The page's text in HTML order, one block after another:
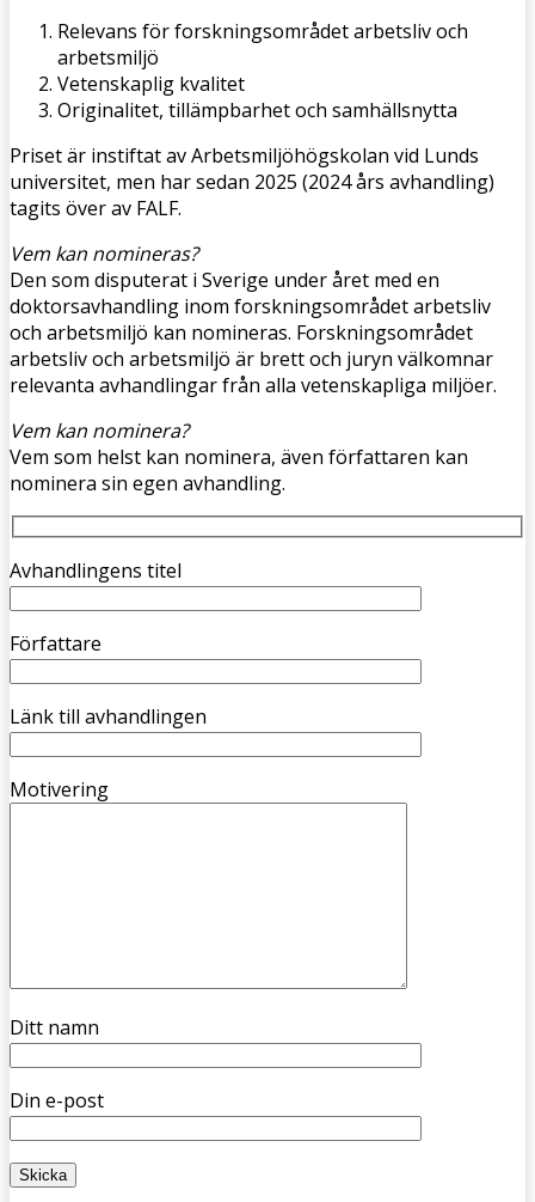
Relevans för forskningsområdet arbetsliv och
arbetsmiljö
Vetenskaplig kvalitet
Originalitet, tillämpbarhet och samhällsnytta
Priset är instiftat av Arbetsmiljöhögskolan vid Lunds
universitet, men har sedan 2025 (2024 års avhandling)
tagits över av FALF.
Vem kan nomineras?
Den som disputerat i Sverige under året med en
doktorsavhandling inom forskningsområdet arbetsliv
och arbetsmiljö kan nomineras. Forskningsområdet
arbetsliv och arbetsmiljö är brett och juryn välkomnar
relevanta avhandlingar från alla vetenskapliga miljöer.
Vem kan nominera?
Vem som helst kan nominera, även författaren kan
nominera sin egen avhandling.
Avhandlingens titel
Författare
Länk till avhandlingen
Motivering
Ditt namn
Din e-post